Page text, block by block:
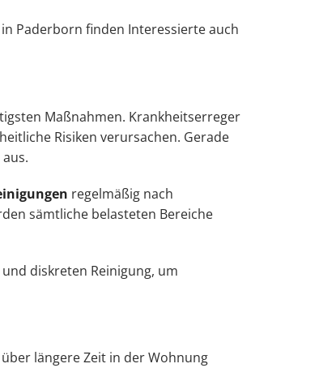
Paderborn finden Interessierte auch
Maßnahmen. Krankheitserreger
Risiken verursachen. Gerade
regelmäßig nach
sämtliche belasteten Bereiche
diskreten Reinigung, um
längere Zeit in der Wohnung